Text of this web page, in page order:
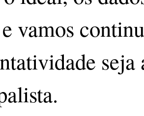
vamos